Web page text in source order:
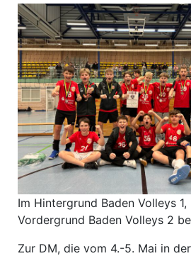
Im Hintergrund Baden Volleys 1,
Vordergrund Baden Volleys 2
Zur DM, die vom 4.-5. Mai in